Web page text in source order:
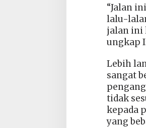
“Jalan
lalu-
jalan ini
ungkap
Lebih
sangat
tidak
kepada
yang